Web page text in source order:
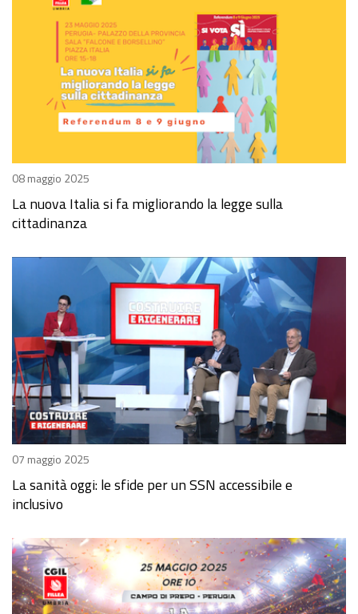
08 maggio 2025
La nuova Italia si fa migliorando la legge sulla
cittadinanza
07 maggio 2025
La sanità oggi: le sfide per un SSN accessibile e
inclusivo